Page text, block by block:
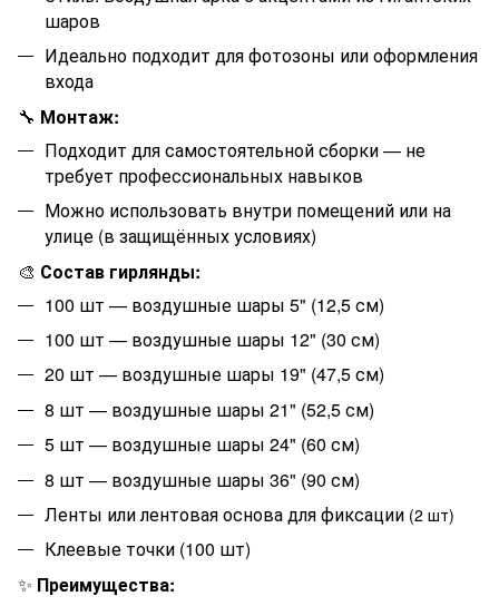
шаров
Идеально подходит для фотозоны или оформления
входа
🔧 Монтаж:
Подходит для самостоятельной сборки — не
требует профессиональных навыков
Можно использовать внутри помещений или на
улице (в защищённых условиях)
🎨 Состав гирлянды:
100 шт — воздушные шары 5" (12,5 см)
100 шт — воздушные шары 12" (30 см)
20 шт — воздушные шары 19" (47,5 см)
8 шт — воздушные шары 21" (52,5 см)
5 шт — воздушные шары 24" (60 см)
8 шт — воздушные шары 36" (90 см)
Ленты или лентовая основа для фиксации (2 шт)
Клеевые точки (100 шт)
✨ Преимущества: